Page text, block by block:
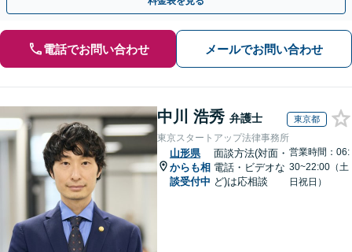
電話でお問い合わせ メールでお問い合わせ
中川 浩秀 弁護士 東京都
東京スタートアップ法律事務所
山形県
からも相
談受付中
面談方法(対面・
電話・ビデオな
ど)は応相談
営業時間：06:
30~22:00（土
日祝日）